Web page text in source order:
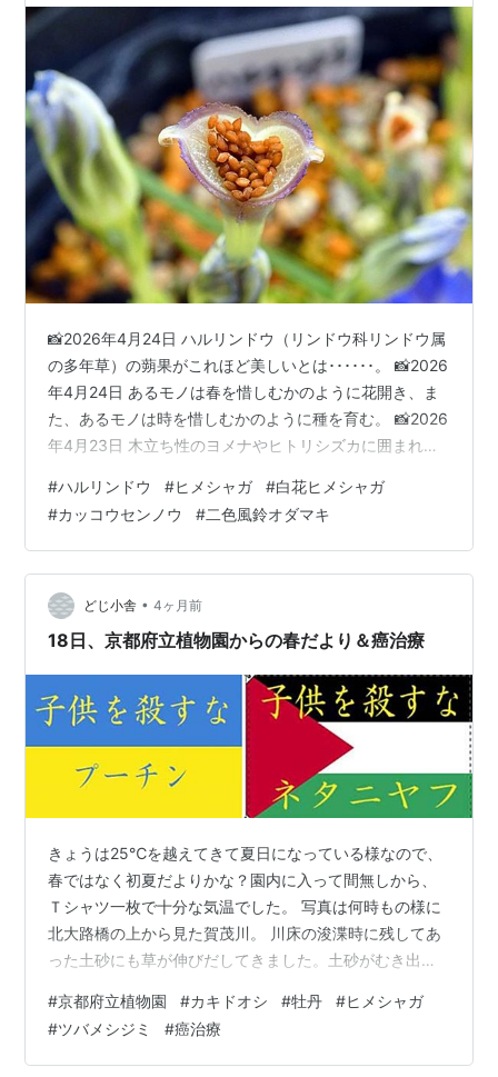
📸2026年4月24日 ハルリンドウ（リンドウ科リンドウ属
の多年草）の蒴果がこれほど美しいとは･･････。 📸2026
年4月24日 あるモノは春を惜しむかのように花開き、ま
た、あるモノは時を惜しむかのように種を育む。 📸2026
年4月23日 木立ち性のヨメナやヒトリシズカに囲まれ
草：キジカクシ科マイヅルソウ属の多年草）。 📸2026年
4月19日 こちらの白花ヒメシャガも、イカリソウに蚕食
されて気息奄々。 📸2026年4月22日 二色風鈴オダマキと
いうことで求めたのだが、どうもらしくない。 📸2026年
4月22日 ほら、アップにすると鮮明なバイ…
#ハルリンドウ #ヒメシャガ #白花ヒメシャガ
#カッコウセンノウ #二色風鈴オダマキ
どじ小舎 • 4ヶ月前
18日、京都府立植物園からの春だより＆癌治療
きょうは25℃を越えてきて夏日になっている様なので、
春ではなく初夏だよりかな？園内に入って間無しから、
Ｔシャツ一枚で十分な気温でした。 写真は何時もの様に
北大路橋の上から見た賀茂川。 川床の浚渫時に残してあ
った土砂にも草が伸びだしてきました。土砂がむき出し
むらからで朝露。 土手の草むらは露が見られませんが、
河川敷は水分量が多い様です。 土手で繁り出して来てい
るヘラオオバコ。 外来種ですが、大きな顔をで蔓延って
#京都府立植物園 #カキドオシ #牡丹 #ヒメシャガ
#ツバメシジミ #癌治療